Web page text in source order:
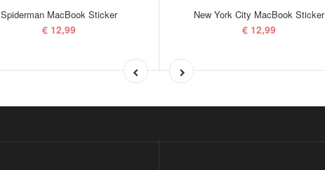
Spiderman MacBook Sticker
€ 12,99
New York City MacBook Sticker
€ 12,99